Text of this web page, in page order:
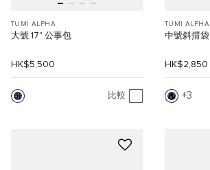
TUMI ALPHA
大號 17" 公事包
HK$5,500
比較
TUMI ALPHA
中號斜揹袋
HK$2,850
3